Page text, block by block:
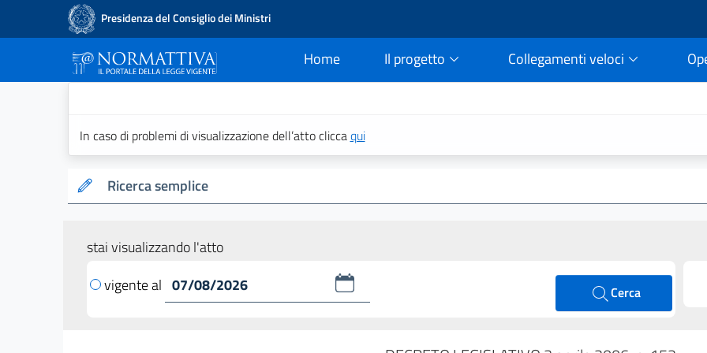
Presidenza del Consiglio dei Ministri
Home
current Il progetto Collegamenti veloci
In caso di problemi di visualizzazione dell’atto cliccaqui
Ricerca semplice
stai visualizzando l'atto
vigente al
Cerca